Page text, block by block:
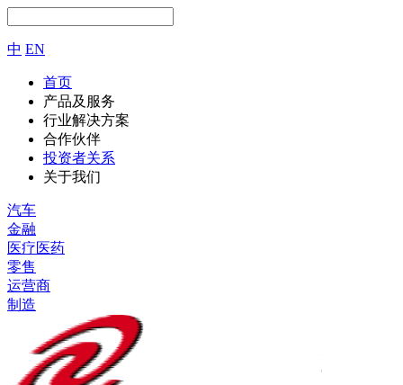
中 EN
首页
产品及服务
行业解决方案
合作伙伴
投资者关系
关于我们
汽车
金融
医疗医药
零售
运营商
制造